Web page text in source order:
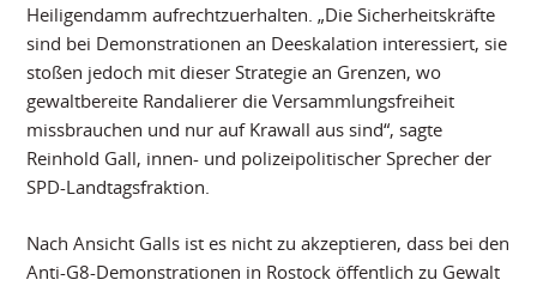
Heiligendamm aufrechtzuerhalten. „Die Sicherheitskräfte
sind bei Demonstrationen an Deeskalation interessiert, sie
stoßen jedoch mit dieser Strategie an Grenzen, wo
gewaltbereite Randalierer die Versammlungsfreiheit
missbrauchen und nur auf Krawall aus sind“, sagte
Reinhold Gall, innen- und polizeipolitischer Sprecher der
SPD-Landtagsfraktion.
Nach Ansicht Galls ist es nicht zu akzeptieren, dass bei den
Anti-G8-Demonstrationen in Rostock öffentlich zu Gewalt